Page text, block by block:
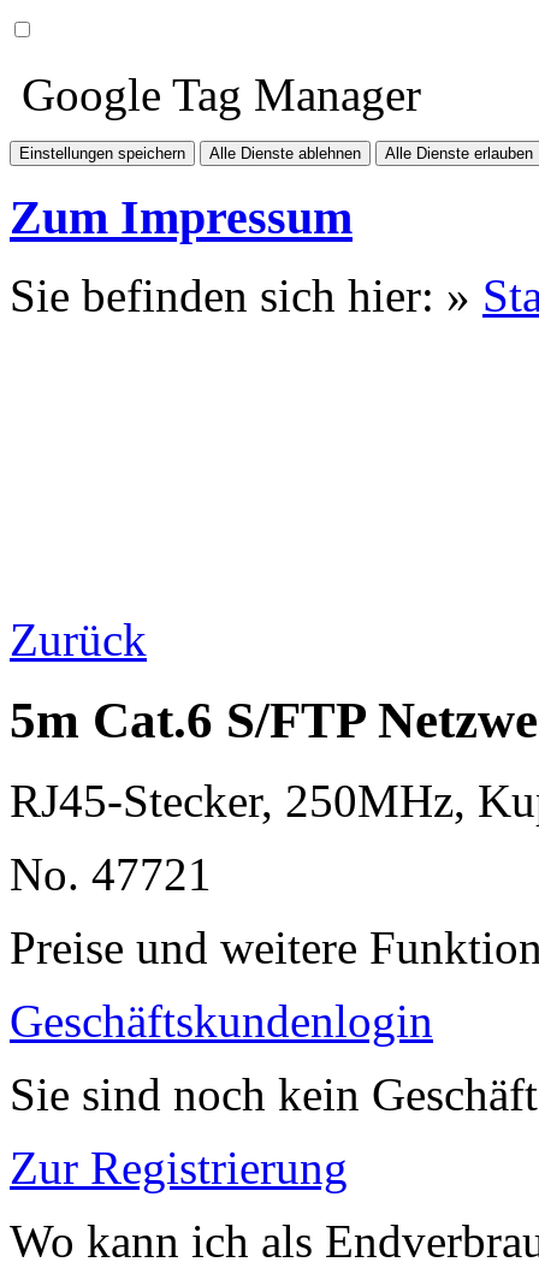
Google Tag Manager
Einstellungen speichern Alle Dienste ablehnen Alle Dienste erlauben
Zum Impressum
Sie befinden sich hier: »
Zurück
5m Cat.6 S/FTP
RJ45-Stecker, 250MHz,
No. 47721
Preise und weitere
Geschäftskundenlogin
Sie sind noch kein
Zur Registrierung
Wo kann ich als